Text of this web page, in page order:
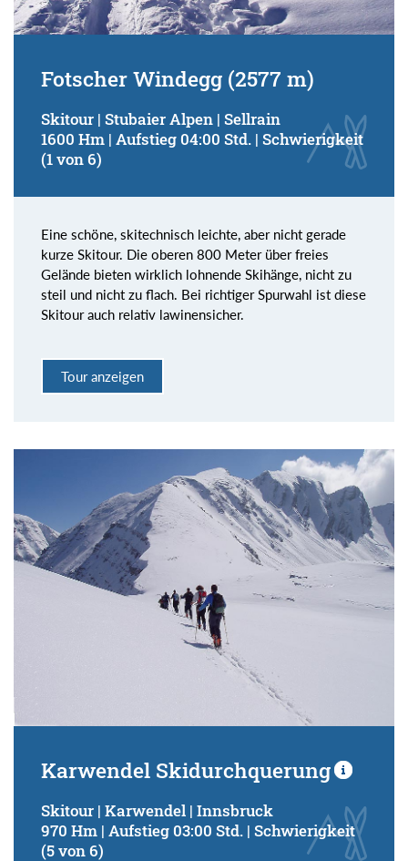
Fotscher Windegg (2577 m)
Skitour | Stubaier Alpen | Sellrain
1600 Hm | Aufstieg 04:00 Std. | Schwierigkeit
(1 von 6)
Eine schöne, skitechnisch leichte, aber nicht gerade
kurze Skitour. Die oberen 800 Meter über freies
Gelände bieten wirklich lohnende Skihänge, nicht zu
steil und nicht zu flach. Bei richtiger Spurwahl ist diese
Skitour auch relativ lawinensicher.
Tour anzeigen
Karwendel Skidurchquerung
Skitour | Karwendel | Innsbruck
970 Hm | Aufstieg 03:00 Std. | Schwierigkeit
(5 von 6)